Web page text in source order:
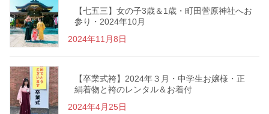
【七五三】女の子3歳＆1歳・町田菅原神社へお
参り・2024年10月
2024年11月8日
【卒業式袴】2024年３月・中学生お嬢様・正
絹着物と袴のレンタル＆お着付
2024年4月25日